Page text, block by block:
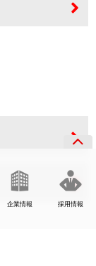
企業情報 採用情報